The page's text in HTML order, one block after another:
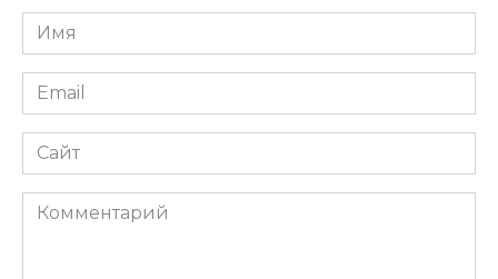
Имя
*
Email
*
Сайт
Комментарий